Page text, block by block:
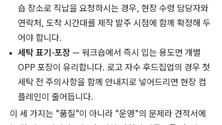
숍 장소로 직납을 요청하시는 경우, 현장 수령 담당자와
연락처, 도착 시간대를 제작 발주 시점에 함께 확정해 두
어야 합니다.
세탁 표기·포장 — 워크숍에서 즉시 입는 용도면 개별
OPP 포장이 유리합니다. 로고 자수 후드집업의 경우 첫
세탁 전 주의사항을 함께 안내지로 넣어드리면 현장 컴
플레인이 줄어듭니다.
이 세 가지는 "품질"이 아니라 "운영"의 문제라 견적서에